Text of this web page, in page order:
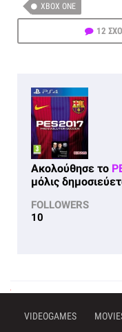
XBOX ONE
12
Ακολούθησε το
μόλις
FOLLOWERS
10
VIDEOGAMES